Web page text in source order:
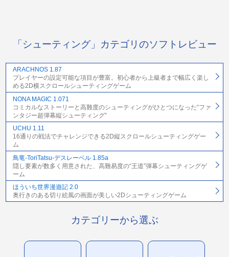
「シューティング」カテゴリのソフトレビュー
ARACHNOS 1.87
プレイヤーの設定可能な項目が豊富。初心者から上級者まで幅広く楽し
める2D横スクロールシューティングゲーム
NONA MAGIC 1.071
コミカルなストーリーと高難度のシューティングがひとつになった“ファ
ンタジー超弾幕縦シューティング”
UCHU 1.11
16通りの戦法でチャレンジできる2D縦スクロールシューティングゲー
ム
鳥竜-ToriTatsu-デスレーベル 1.85a
隠し要素が数多く用意された、高難易度の“王道”弾幕シューティングゲ
ーム
ほういち世界漫遊記 2.0
奥行きのある切り絵風の画面が美しい2Dシューティングゲーム
カテゴリーから選ぶ